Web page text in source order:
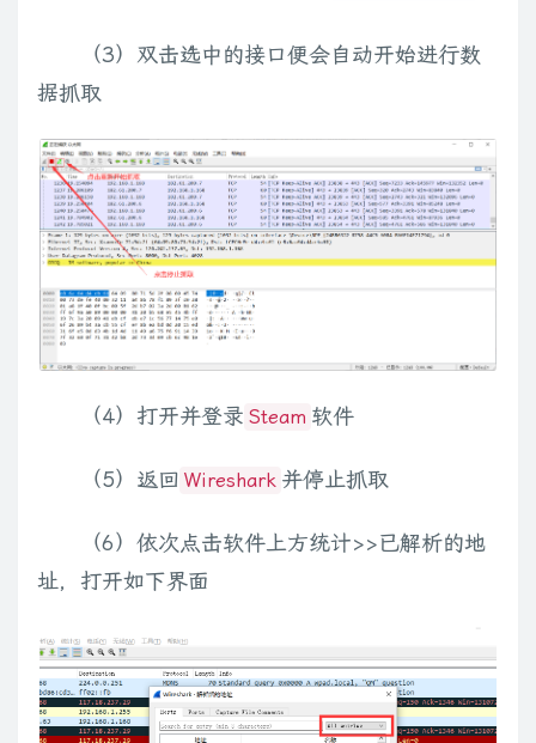
（3）双击选中的接口便会自动开始进行数
据抓取
（4）打开并登录 Steam 软件
（5）返回 Wireshark 并停止抓取
（6）依次点击软件上方统计>>已解析的地
址，打开如下界面